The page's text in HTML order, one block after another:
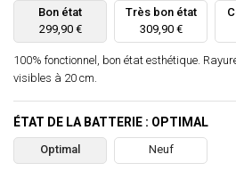
Bon état
299,90 €
Très bon état
309,90 €
100% fonctionnel, bon état esthétique.
visibles à 20 cm.
ÉTAT DE LA BATTERIE : OPTIMAL
Optimal Neuf